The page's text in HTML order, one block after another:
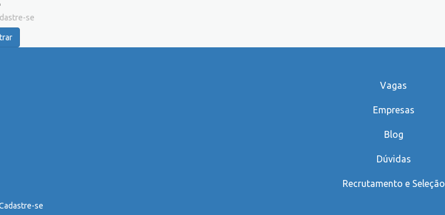
se
Vagas
Empresas
Blog
Dúvidas
Recrutamento e Seleção
se